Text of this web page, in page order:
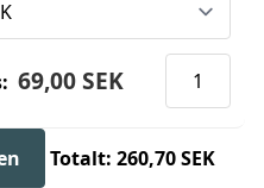
69,00 SEK
Totalt: 260,70 SEK